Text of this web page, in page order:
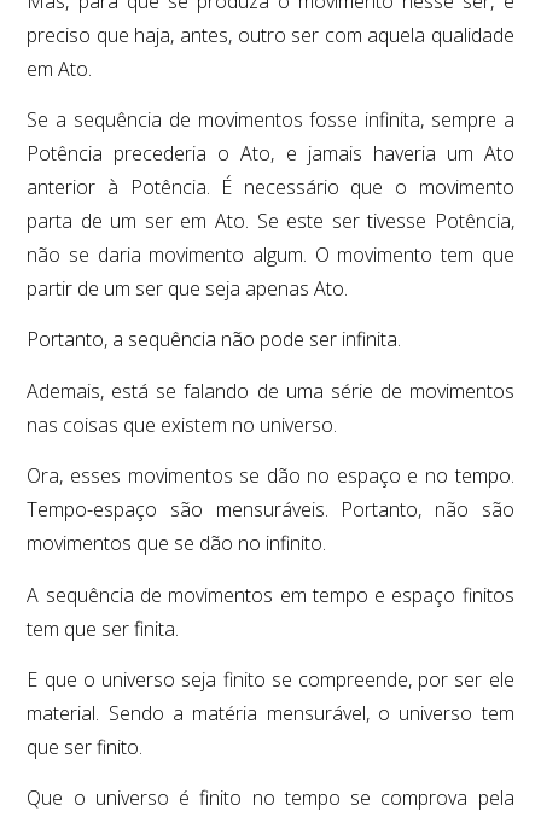
preciso que haja, antes, outro ser com aquela qualidade
em Ato.
Se a sequência de movimentos fosse infinita, sempre a
Potência precederia o Ato, e jamais haveria um Ato
anterior à Potência. É necessário que o movimento
parta de um ser em Ato. Se este ser tivesse Potência,
não se daria movimento algum. O movimento tem que
partir de um ser que seja apenas Ato.
Portanto, a sequência não pode ser infinita.
Ademais, está se falando de uma série de movimentos
nas coisas que existem no universo.
Ora, esses movimentos se dão no espaço e no tempo.
Tempo-espaço são mensuráveis. Portanto, não são
movimentos que se dão no infinito.
A sequência de movimentos em tempo e espaço finitos
tem que ser finita.
E que o universo seja finito se compreende, por ser ele
material. Sendo a matéria mensurável, o universo tem
que ser finito.
Que o universo é finito no tempo se comprova pela